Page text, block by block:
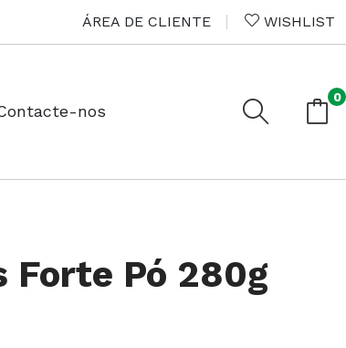
ÁREA DE CLIENTE WISHLIST
nos
0
Forte Pó 280g